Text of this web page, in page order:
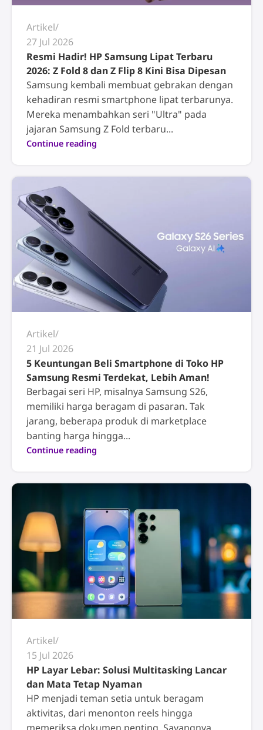
Artikel
27 Jul 2026
Resmi Hadir! HP Samsung Lipat Terbaru
2026: Z Fold 8 dan Z Flip 8 Kini Bisa Dipesan
Samsung kembali membuat gebrakan dengan
kehadiran resmi smartphone lipat terbarunya.
Mereka menambahkan seri "Ultra" pada
jajaran Samsung Z Fold terbaru...
Continue reading
Artikel
21 Jul 2026
5 Keuntungan Beli Smartphone di Toko HP
Samsung Resmi Terdekat, Lebih Aman!
Berbagai seri HP, misalnya Samsung S26,
memiliki harga beragam di pasaran. Tak
jarang, beberapa produk di marketplace
banting harga hingga...
Continue reading
Artikel
15 Jul 2026
HP Layar Lebar: Solusi Multitasking Lancar
dan Mata Tetap Nyaman
HP menjadi teman setia untuk beragam
aktivitas, dari menonton reels hingga